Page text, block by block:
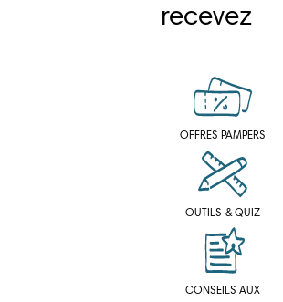
recevez
OFFRES PAMPERS
OUTILS & QUIZ
CONSEILS AUX